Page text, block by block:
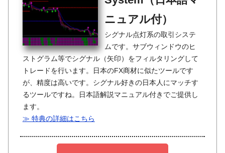
ニュアル付）
シグナル点灯系の取引システ
ムです。サブウィンドウのヒ
ストグラム等でシグナル（矢印）をフィルタリングして
トレードを行います。日本のFX商材に似たツールです
が、精度は高いです。シグナル好きの日本人にマッチす
るツールですね。日本語解説マニュアル付きでご提供し
ます。
≫ 特典の詳細はこちら